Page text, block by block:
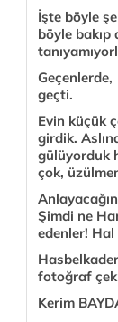
İşte böyle
böyle
geçti.
Evin küçük
girdik.
gülüyorduk
çok,
Şimdi ne
edenler!
fotoğraf
Kerim